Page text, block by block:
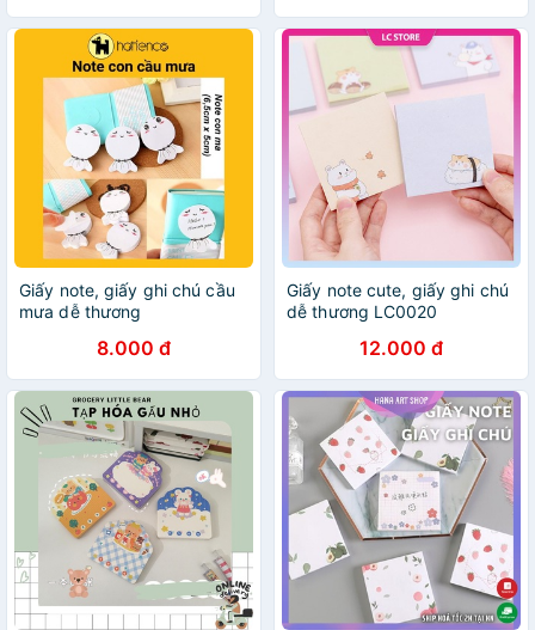
Giấy note, giấy ghi chú cầu
mưa dễ thương
8.000 đ
Giấy note cute, giấy ghi chú
dễ thương LC0020
12.000 đ